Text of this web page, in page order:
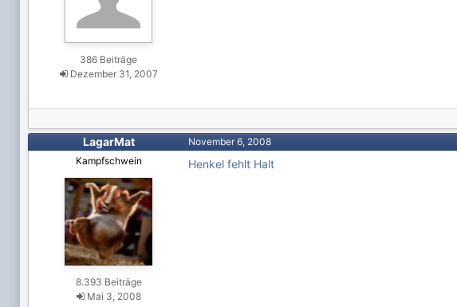
386 Beiträge
Dezember 31, 2007
LagarMat
Kampfschwein
8.393 Beiträge
Mai 3, 2008
November 6, 2008
Henkel fehlt Halt